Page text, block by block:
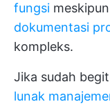
fungsi
dokumentasi
kompleks.
Jika sudah
lunak